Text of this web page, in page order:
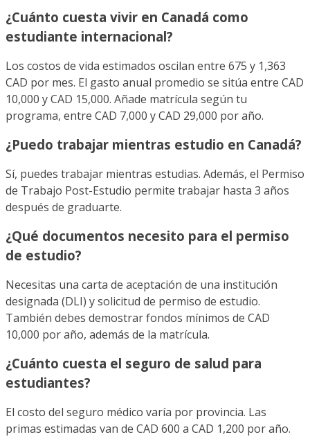
¿Cuánto cuesta vivir en Canadá como
estudiante internacional?
Los costos de vida estimados oscilan entre 675 y 1,363
CAD por mes. El gasto anual promedio se sitúa entre CAD
10,000 y CAD 15,000. Añade matrícula según tu
programa, entre CAD 7,000 y CAD 29,000 por año.
¿Puedo trabajar mientras estudio en Canadá?
Sí, puedes trabajar mientras estudias. Además, el Permiso
de Trabajo Post-Estudio permite trabajar hasta 3 años
después de graduarte.
¿Qué documentos necesito para el permiso
de estudio?
Necesitas una carta de aceptación de una institución
designada (DLI) y solicitud de permiso de estudio.
También debes demostrar fondos mínimos de CAD
10,000 por año, además de la matrícula.
¿Cuánto cuesta el seguro de salud para
estudiantes?
El costo del seguro médico varía por provincia. Las
primas estimadas van de CAD 600 a CAD 1,200 por año.